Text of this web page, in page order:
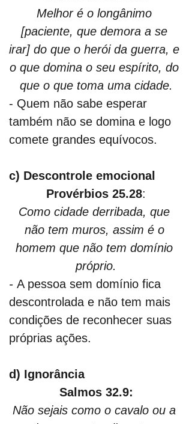
Melhor é o longânimo
[paciente, que demora a se
irar] do que o herói da guerra, e
o que domina o seu espírito, do
que o que toma uma cidade.
- Quem não sabe esperar
também não se domina e logo
comete grandes equívocos.
c) Descontrole emocional
Provérbios 25.28:
Como cidade derribada, que
não tem muros, assim é o
homem que não tem domínio
próprio.
- A pessoa sem domínio fica
descontrolada e não tem mais
condições de reconhecer suas
próprias ações.
d) Ignorância
Salmos 32.9:
Não sejais como o cavalo ou a